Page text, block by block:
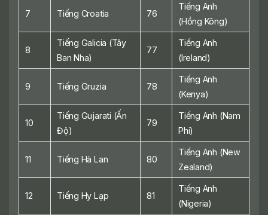
7 Tiếng Croatia 76
Tiếng Anh
(Hồng Kông)
8
Tiếng Galicia (Tây
Ban Nha)
77
Tiếng Anh
(Ireland)
9 Tiếng Gruzia 78
Tiếng Anh
(Kenya)
10
Tiếng Gujarati (Ấn
Độ)
79
Tiếng Anh (Nam
Phi)
11 Tiếng Hà Lan 80
Tiếng Anh (New
Zealand)
12 Tiếng Hy Lạp 81
Tiếng Anh
(Nigeria)